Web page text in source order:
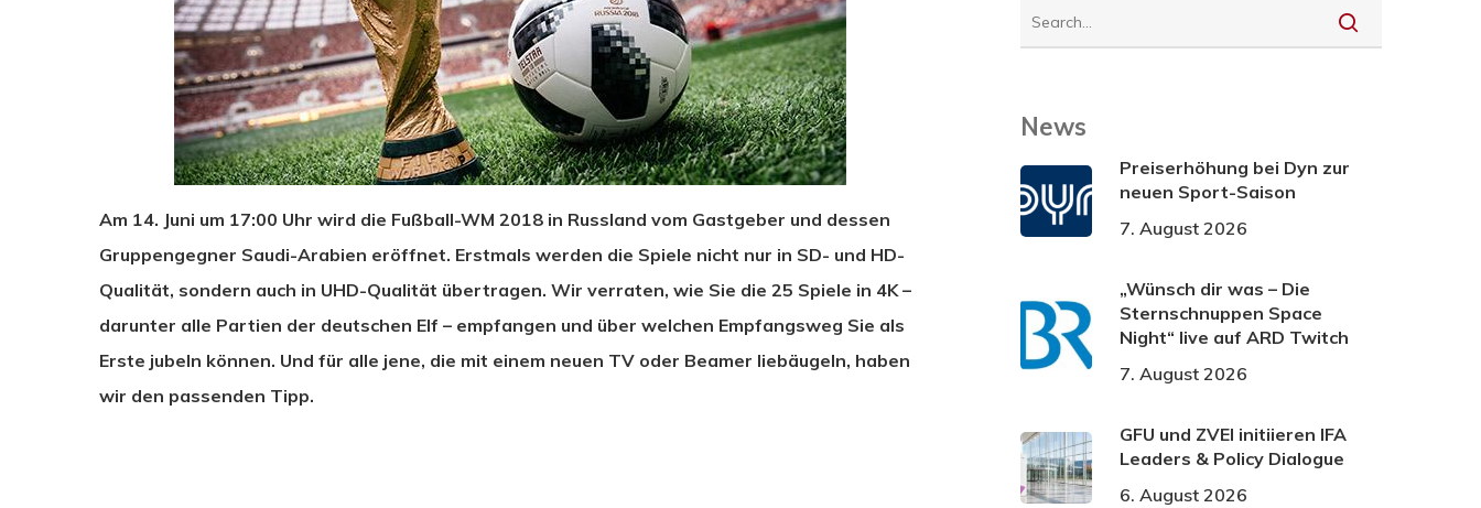
Drücken Sie Enter zum Suchen oder ESC zum Schließen.
Am 14. Juni um 17:00 Uhr wird die Fußball-WM 2018 in Russland vom Gastgeber und dessen
Gruppengegner Saudi-Arabien eröffnet. Erstmals werden die Spiele nicht nur in SD- und HD-
Qualität, sondern auch in UHD-Qualität übertragen. Wir verraten, wie Sie die 25 Spiele in 4K –
darunter alle Partien der deutschen Elf – empfangen und über welchen Empfangsweg Sie als
Erste jubeln können. Und für alle jene, die mit einem neuen TV oder Beamer liebäugeln, haben
wir den passenden Tipp.
News
Preiserhöhung bei Dyn zur
neuen Sport-Saison
7. August 2026
„Wünsch dir was – Die
Sternschnuppen Space
Night“ live auf ARD Twitch
7. August 2026
GFU und ZVEI initiieren IFA
Leaders & Policy Dialogue
6. August 2026